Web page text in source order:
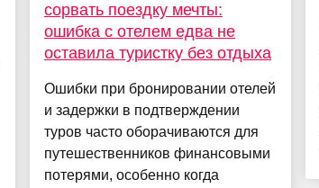
сорвать поездку мечты:
ошибка с отелем едва не
оставила туристку без отдыха
Ошибки при бронировании отелей
и задержки в подтверждении
туров часто оборачиваются для
путешественников финансовыми
потерями, особенно когда